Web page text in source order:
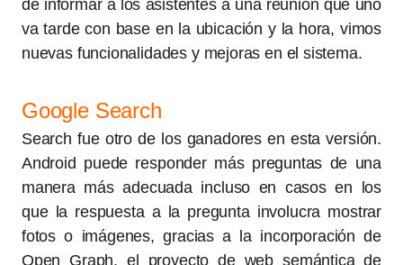
de informar a los asistentes a una reunión que uno
va tarde con base en la ubicación y la hora, vimos
nuevas funcionalidades y mejoras en el sistema.
Google Search
Search fue otro de los ganadores en esta versión.
Android puede responder más preguntas de una
manera más adecuada incluso en casos en los
que la respuesta a la pregunta involucra mostrar
fotos o imágenes, gracias a la incorporación de
Open Graph, el proyecto de web semántica de